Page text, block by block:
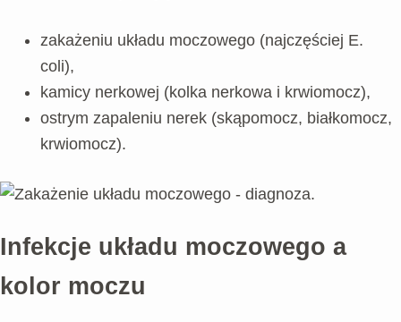
zakażeniu układu moczowego (najczęściej E.
coli),
kamicy nerkowej (kolka nerkowa i krwiomocz),
ostrym zapaleniu nerek (skąpomocz, białkomocz,
krwiomocz).
Infekcje układu moczowego a
kolor moczu